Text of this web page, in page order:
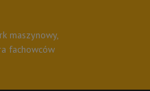
maszynowy,
fachowców